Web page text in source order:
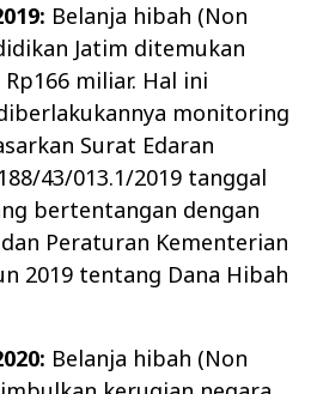
Belanja hibah (Non
Jatim ditemukan
miliar. Hal ini
monitoring
Surat Edaran
43/013.1/2019 tanggal
bertentangan dengan
Peraturan Kementerian
2019 tentang Dana Hibah
Belanja hibah (Non